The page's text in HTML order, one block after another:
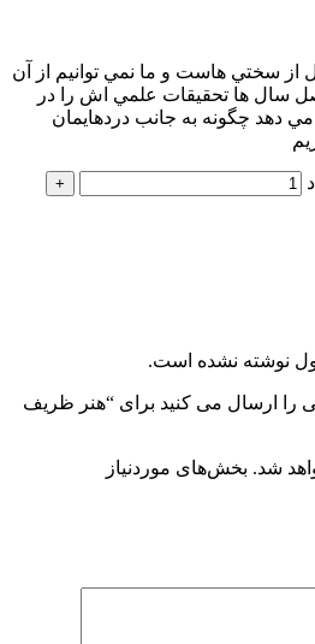
از سختي هاست و ما نمي توانيم از آن
سال ها تحقيقات علمي اش را در
دهد چگونه به جانب دردهايمان
نوشته نشده است.
را ارسال می کنید برای “هنر ظریف
شد. بخش‌های موردنیاز